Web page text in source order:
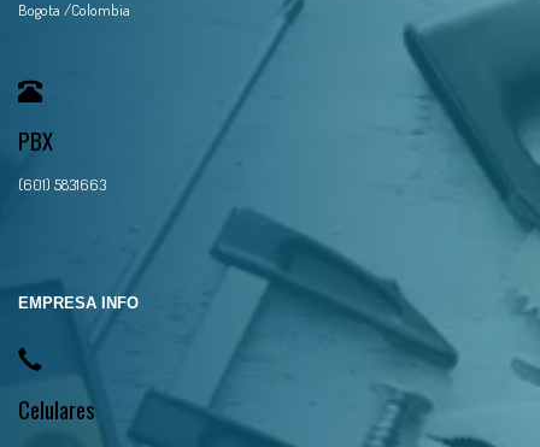
Bogota /Colombia
PBX
(601) 5831663
EMPRESA INFO
Celulares